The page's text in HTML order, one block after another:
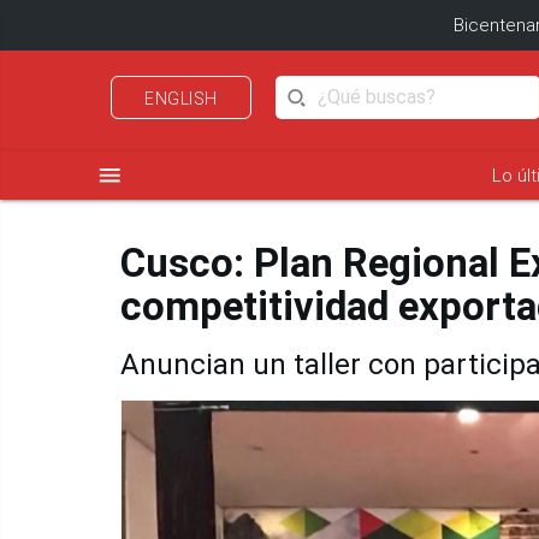
ENGLISH
menu Lo
Cusco: Plan Regional
competitividad
Anuncian un taller con